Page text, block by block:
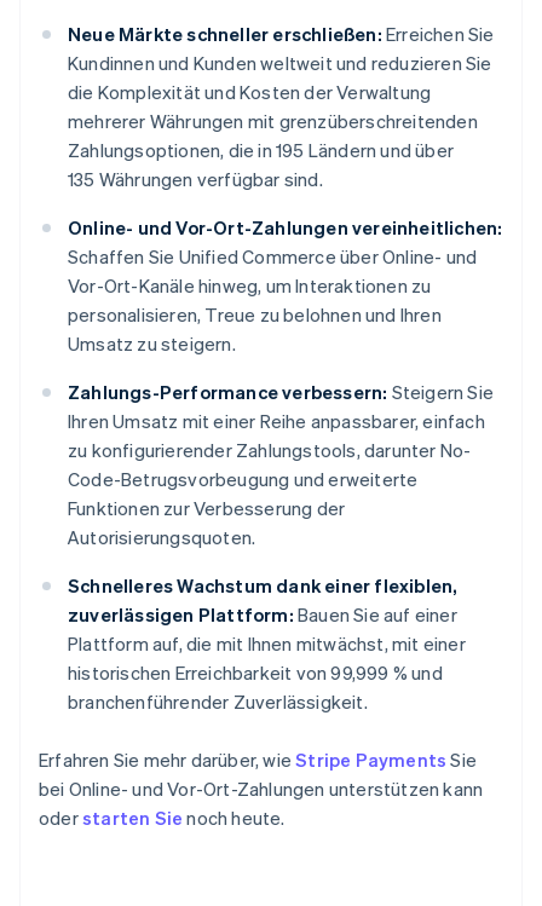
Neue Märkte schneller erschließen: Erreichen Sie
Kundinnen und Kunden weltweit und reduzieren Sie
die Komplexität und Kosten der Verwaltung
mehrerer Währungen mit grenzüberschreitenden
Zahlungsoptionen, die in 195 Ländern und über
135 Währungen verfügbar sind.
Online- und Vor-Ort-Zahlungen vereinheitlichen:
Schaffen Sie Unified Commerce über Online- und
Vor-Ort-Kanäle hinweg, um Interaktionen zu
personalisieren, Treue zu belohnen und Ihren
Umsatz zu steigern.
Zahlungs-Performance verbessern: Steigern Sie
Ihren Umsatz mit einer Reihe anpassbarer, einfach
zu konfigurierender Zahlungstools, darunter No-
Code-Betrugsvorbeugung und erweiterte
Funktionen zur Verbesserung der
Autorisierungsquoten.
Schnelleres Wachstum dank einer flexiblen,
zuverlässigen Plattform: Bauen Sie auf einer
Plattform auf, die mit Ihnen mitwächst, mit einer
historischen Erreichbarkeit von 99,999 % und
branchenführender Zuverlässigkeit.
Erfahren Sie mehr darüber, wieStripe Payments Sie
bei Online- und Vor-Ort-Zahlungen unterstützen kann
oderstarten Sie noch heute.